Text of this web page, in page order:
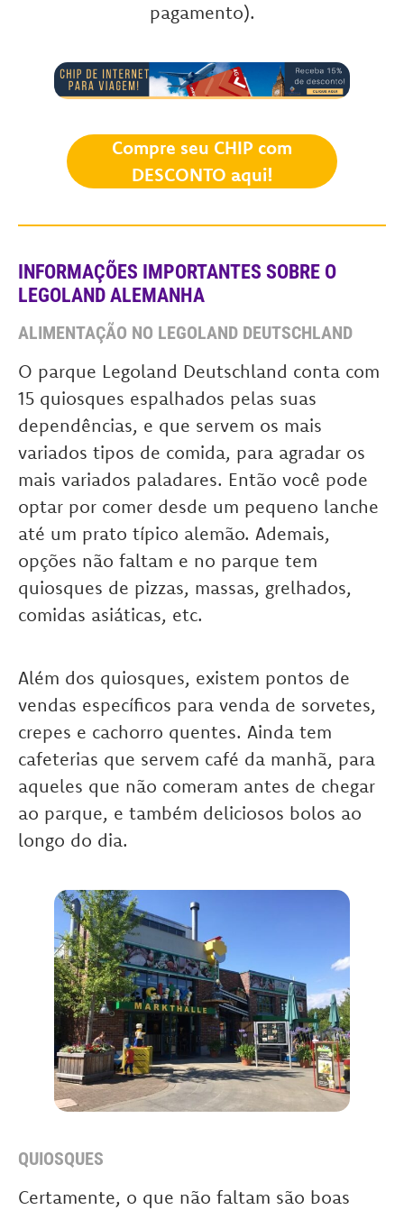
pagamento).
Compre seu CHIP com
DESCONTO aqui!
INFORMAÇÕES IMPORTANTES SOBRE O
LEGOLAND ALEMANHA
ALIMENTAÇÃO NO LEGOLAND DEUTSCHLAND
O parque Legoland Deutschland conta com
15 quiosques espalhados pelas suas
dependências, e que servem os mais
variados tipos de comida, para agradar os
mais variados paladares. Então você pode
optar por comer desde um pequeno lanche
até um prato típico alemão. Ademais,
opções não faltam e no parque tem
quiosques de pizzas, massas, grelhados,
comidas asiáticas, etc.
Além dos quiosques, existem pontos de
vendas específicos para venda de sorvetes,
crepes e cachorro quentes. Ainda tem
cafeterias que servem café da manhã, para
aqueles que não comeram antes de chegar
ao parque, e também deliciosos bolos ao
longo do dia.
QUIOSQUES
Certamente, o que não faltam são boas